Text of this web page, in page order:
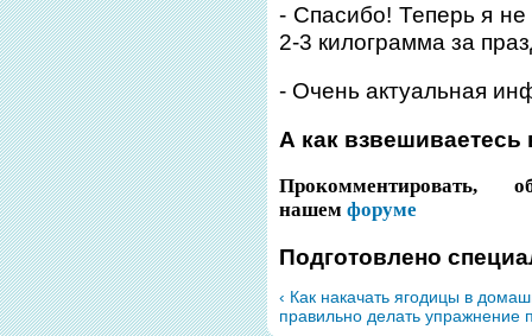
- Спасибо! Теперь я не
2-3 килограмма за
- Очень актуальная
А как взвешиваетесь
нашемфоруме
Подготовлено
‹ Как накачать ягодицы в
правильно делать упражнение